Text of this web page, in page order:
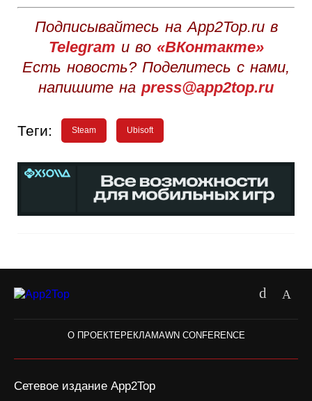
Подписывайтесь на App2Top.ru в
Telegram и во «ВКонтакте»
Есть новость? Поделитесь с нами,
напишите на press@app2top.ru
Теги: Steam Ubisoft
О ПРОЕКТЕРЕКЛАМАWN CONFERENCE
Сетевое издание App2Top